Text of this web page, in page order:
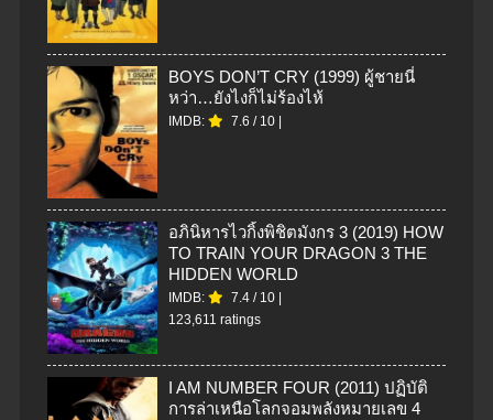
BOYS DON’T CRY (1999) ผู้ชายนี่
หว่า…ยังไงก็ไม่ร้องไห้
IMDB: 7.6 / 10
อภินิหารไวกิ้งพิชิตมังกร 3 (2019) HOW
TO TRAIN YOUR DRAGON 3 THE
HIDDEN WORLD
IMDB: 7.4 / 10
123,611 ratings
I AM NUMBER FOUR (2011) ปฏิบัติ
การล่าเหนือโลกจอมพลังหมายเลข 4